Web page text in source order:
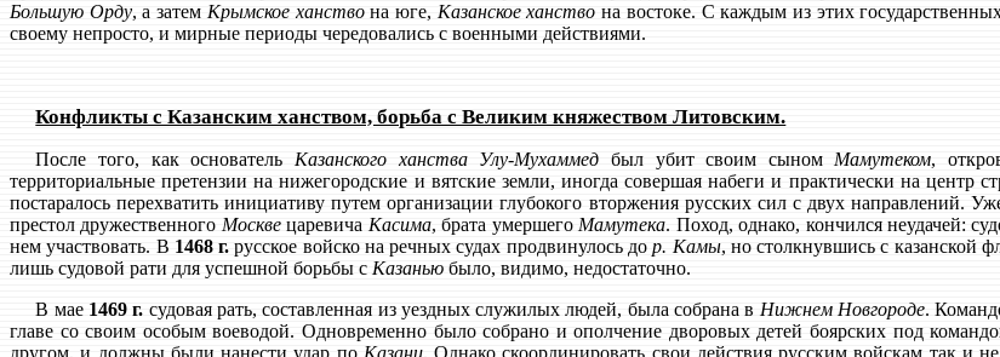
Большую Орду, а затем Крымское ханствона юге, Казанское ханство на востоке. С каждым из этих
своему непросто, и мирные периоды чередовались с военными действиями.
Конфликты с Казанским ханством, борьба с Великим княжеством Литовским.
После того, как основатель Казанского ханства Улу-Мухаммед был убит своим сыном Мамутеком,
территориальные претензии на нижегородские и вятские земли, иногда совершая набеги и практически на центр
постаралось перехватить инициативу путем организации глубокого вторжения русских сил с двух направлений.
престол дружественного Москвецаревича Касима, брата умершего Мамутека. Поход, однако, кончился неудачей:
нем участвовать. В 1468 г. русское войско на речных судах продвинулось дор. Камы, но столкнувшись с казанской
лишь судовой рати для успешной борьбы с Казанью было, видимо, недостаточно.
В мае 1469 г. судовая рать, составленная из уездных служилых людей, была собрана в Нижнем Новгороде.
главе со своим особым воеводой. Одновременно было собрано и ополчение дворовых детей боярских под
другом, и должны были нанести удар по Казани. Однако скоординировать свои действия русским войскам так и